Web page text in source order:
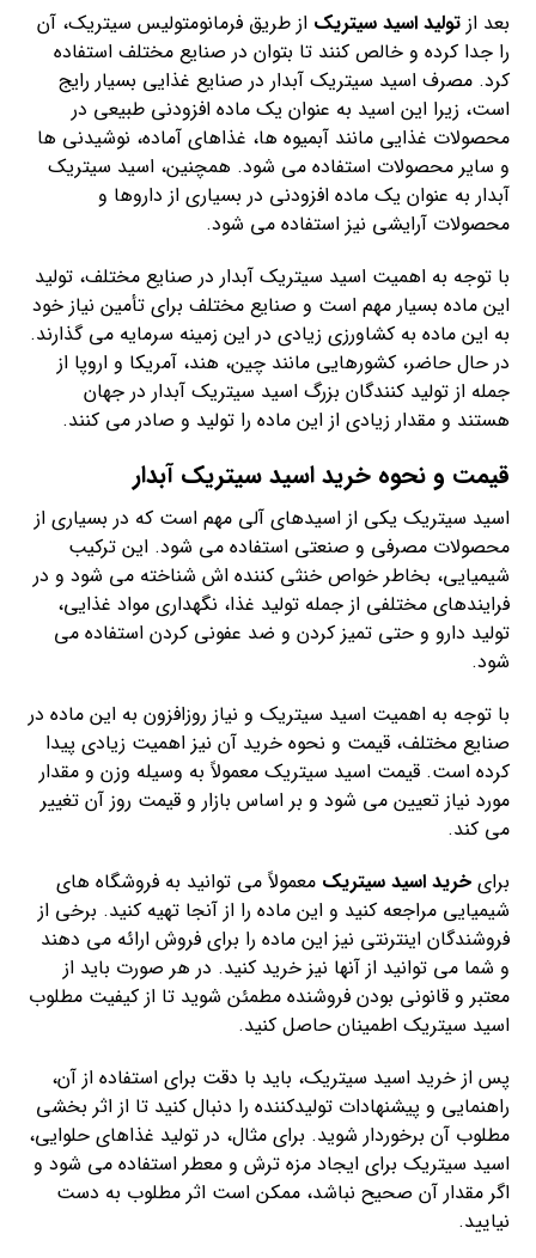
بعد ازتولید اسید سیتریک از طریق فرمانومتولیس سیتریک، آن
را جدا کرده و خالص کنند تا بتوان در صنایع مختلف استفاده
کرد. مصرف اسید سیتریک آبدار در صنایع غذایی بسیار رایج
است، زیرا این اسید به عنوان یک ماده افزودنی طبیعی در
محصولات غذایی مانند آبمیوه ها، غذاهای آماده، نوشیدنی ها
و سایر محصولات استفاده می شود. همچنین، اسید سیتریک
آبدار به عنوان یک ماده افزودنی در بسیاری از داروها و
محصولات آرایشی نیز استفاده می شود.
با توجه به اهمیت اسید سیتریک آبدار در صنایع مختلف، تولید
این ماده بسیار مهم است و صنایع مختلف برای تأمین نیاز خود
به این ماده به کشاورزی زیادی در این زمینه سرمایه می گذارند.
در حال حاضر، کشورهایی مانند چین، هند، آمریکا و اروپا از
جمله از تولید کنندگان بزرگ اسید سیتریک آبدار در جهان
هستند و مقدار زیادی از این ماده را تولید و صادر می کنند.
قیمت و نحوه خرید اسید سیتریک آبدار
اسید سیتریک یکی از اسیدهای آلی مهم است که در بسیاری از
محصولات مصرفی و صنعتی استفاده می شود. این ترکیب
شیمیایی، بخاطر خواص خنثی کننده اش شناخته می شود و در
فرایندهای مختلفی از جمله تولید غذا، نگهداری مواد غذایی،
تولید دارو و حتی تمیز کردن و ضد عفونی کردن استفاده می
شود.
با توجه به اهمیت اسید سیتریک و نیاز روزافزون به این ماده در
صنایع مختلف، قیمت و نحوه خرید آن نیز اهمیت زیادی پیدا
کرده است. قیمت اسید سیتریک معمولاً به وسیله وزن و مقدار
مورد نیاز تعیین می شود و بر اساس بازار و قیمت روز آن تغییر
می کند.
برایخرید اسید سیتریک معمولاً می توانید به فروشگاه های
شیمیایی مراجعه کنید و این ماده را از آنجا تهیه کنید. برخی از
فروشندگان اینترنتی نیز این ماده را برای فروش ارائه می دهند
و شما می توانید از آنها نیز خرید کنید. در هر صورت باید از
معتبر و قانونی بودن فروشنده مطمئن شوید تا از کیفیت مطلوب
اسید سیتریک اطمینان حاصل کنید.
پس از خرید اسید سیتریک، باید با دقت برای استفاده از آن،
راهنمایی و پیشنهادات تولیدکننده را دنبال کنید تا از اثر بخشی
مطلوب آن برخوردار شوید. برای مثال، در تولید غذاهای حلوایی،
اسید سیتریک برای ایجاد مزه ترش و معطر استفاده می شود و
اگر مقدار آن صحیح نباشد، ممکن است اثر مطلوب به دست
نیایید.